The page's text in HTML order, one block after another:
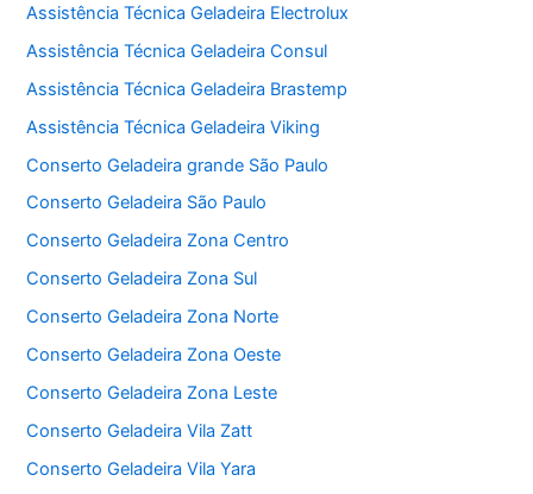
Assistência Técnica Geladeira Electrolux
Assistência Técnica Geladeira Consul
Assistência Técnica Geladeira Brastemp
Assistência Técnica Geladeira Viking
Conserto Geladeira grande São Paulo
Conserto Geladeira São Paulo
Conserto Geladeira Zona Centro
Conserto Geladeira Zona Sul
Conserto Geladeira Zona Norte
Conserto Geladeira Zona Oeste
Conserto Geladeira Zona Leste
Conserto Geladeira Vila Zatt
Conserto Geladeira Vila Yara